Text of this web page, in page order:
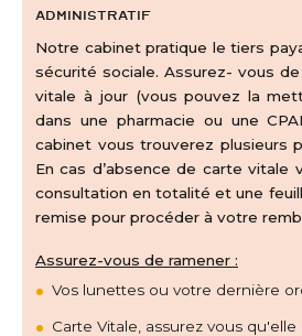
Administratif
Notre cabinet pratique le tiers
sécurité sociale. Assurez- vous de
vitale à jour (vous pouvez la
dans une pharmacie ou une
cabinet vous trouverez plusieurs
En cas d’absence de carte vitale
consultation en totalité et une
remise pour procéder à votre
Assurez-vous de ramener :
Vos lunettes ou votre dernière
Carte Vitale, assurez vous